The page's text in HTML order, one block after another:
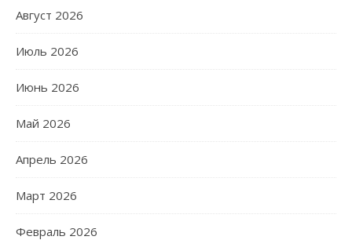
Август 2026
Июль 2026
Июнь 2026
Май 2026
Апрель 2026
Март 2026
Февраль 2026